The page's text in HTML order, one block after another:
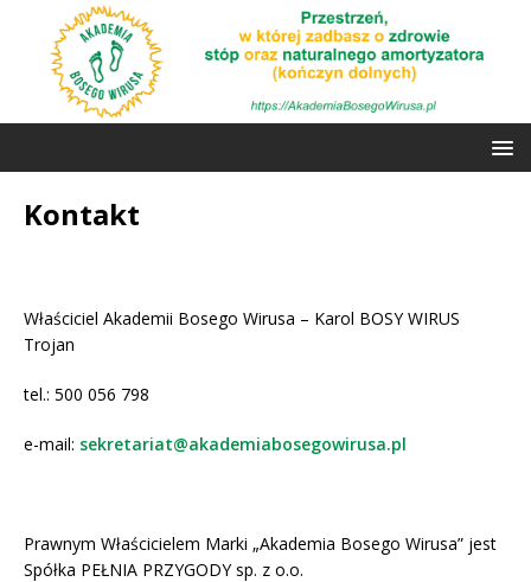
Kontakt
Właściciel Akademii Bosego Wirusa – Karol BOSY WIRUS
Trojan
tel.: 500 056 798
e-mail: sekretariat@akademiabosegowirusa.pl
Prawnym Właścicielem Marki „Akademia Bosego Wirusa” jest
Spółka PEŁNIA PRZYGODY sp. z o.o.